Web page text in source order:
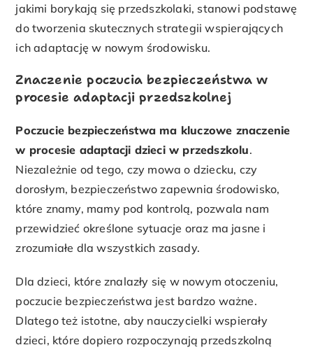
jakimi borykają się przedszkolaki, stanowi podstawę
do tworzenia skutecznych strategii wspierających
ich adaptację w nowym środowisku.
Znaczenie poczucia bezpieczeństwa w
procesie adaptacji przedszkolnej
Poczucie bezpieczeństwa ma kluczowe znaczenie
w procesie adaptacji dzieci w przedszkolu.
Niezależnie od tego, czy mowa o dziecku, czy
dorosłym, bezpieczeństwo zapewnia środowisko,
które znamy, mamy pod kontrolą, pozwala nam
przewidzieć określone sytuacje oraz ma jasne i
zrozumiałe dla wszystkich zasady.
Dla dzieci, które znalazły się w nowym otoczeniu,
poczucie bezpieczeństwa jest bardzo ważne.
Dlatego też istotne, aby nauczycielki wspierały
dzieci, które dopiero rozpoczynają przedszkolną